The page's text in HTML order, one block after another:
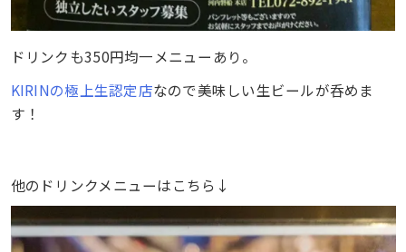
ドリンクも350円均一メニューあり。
KIRINの極上生認定店なので美味しい生ビールが呑めま
す！
他のドリンクメニューはこちら↓